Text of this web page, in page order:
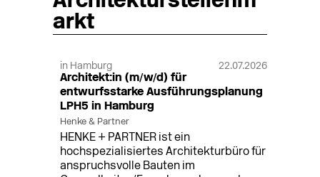
arkt
in Hamburg 22.07.2026
Architekt:in (m/w/d) für
entwurfsstarke Ausführungsplanung
LPH5 in Hamburg
Henke & Partner
HENKE + PARTNER ist ein
hochspezialisiertes Architekturbüro für
anspruchsvolle Bauten im